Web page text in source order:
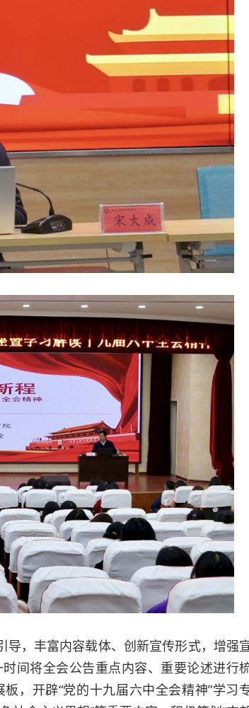
导，丰富内容载体、创新宣传形式，增强
间将全会公告重点内容、重要论述进行
，开辟“党的十九届六中全会精神”学习